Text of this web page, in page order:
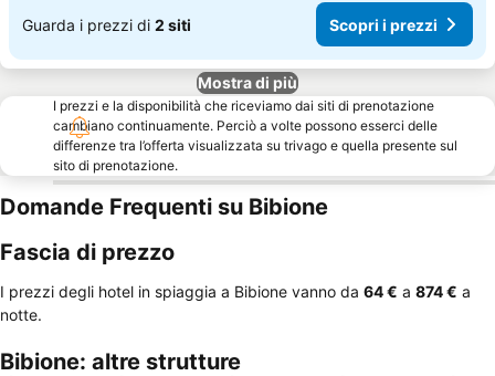
Guarda i prezzi di 2 siti Scopri i prezzi
Mostra di più
I prezzi e la disponibilità che riceviamo dai siti di prenotazione
cambiano continuamente. Perciò a volte possono esserci delle
differenze tra l’offerta visualizzata su trivago e quella presente sul
sito di prenotazione.
Domande Frequenti su Bibione
Fascia di prezzo
I prezzi degli hotel in spiaggia a Bibione vanno da ‎64 € a ‎874 € a
notte.
Bibione: altre strutture